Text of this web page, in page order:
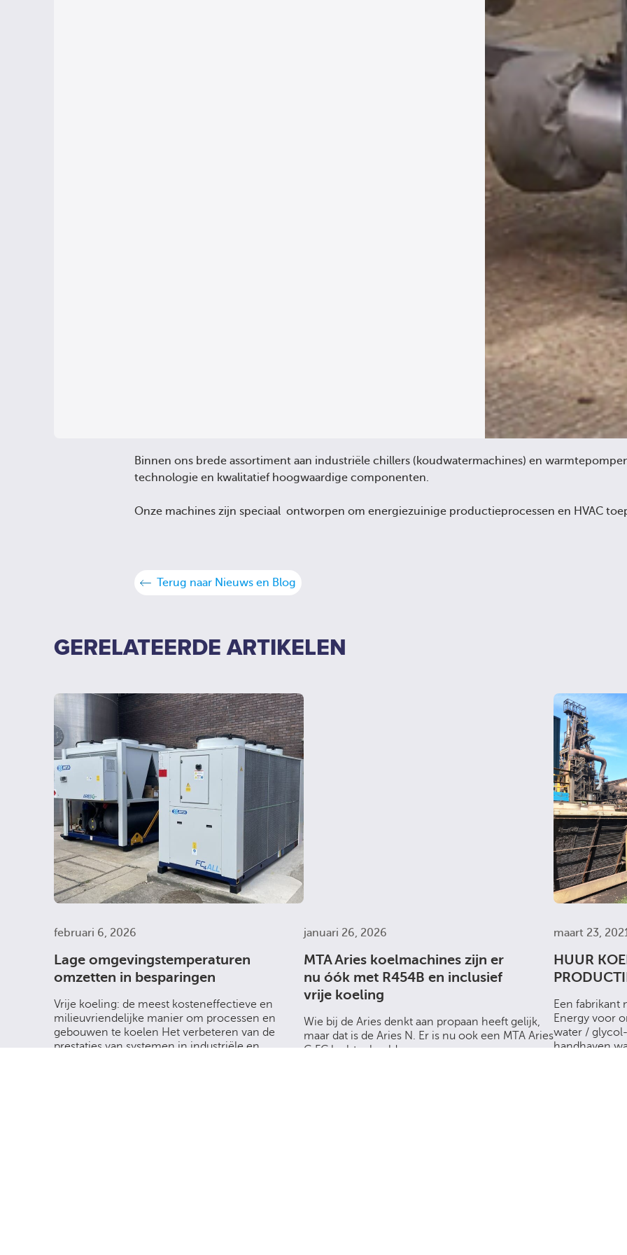
Binnen ons brede assortiment aan industriële chillers (koudwatermachines) en
technologie en kwalitatief hoogwaardige componenten.
Onze machines zijn speciaal ontworpen om energiezuinige productieprocessen en HVAC
Terug naar Nieuws en Blog
GERELATEERDE ARTIKELEN
februari 6, 2026
Lage omgevingstemperaturen
omzetten in besparingen
Vrije koeling: de meest kosteneffectieve en
milieuvriendelijke manier om processen en
gebouwen te koelen Het verbeteren van de
prestaties van systemen in industriële en
januari 26, 2026
MTA Aries koelmachines zijn er
nu óók met R454B en inclusief
vrije koeling
Wie bij de Aries denkt aan propaan heeft gelijk,
maar dat is de Aries N. Er is nu ook een MTA Aries
G FC luchtgekoelde...
maart 23,
HUUR
Een fabrikant
Energy voor
water /
handhaven